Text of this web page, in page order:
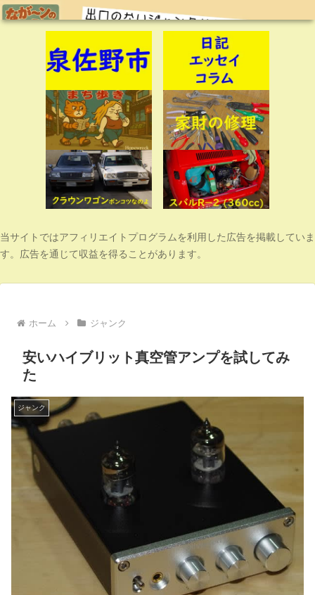
当サイトではアフィリエイトプログラムを利用した広告を掲載していま
す。広告を通じて収益を得ることがあります。
ホーム ジャンク
安いハイブリット真空管アンプを試してみ
た
ジャンク